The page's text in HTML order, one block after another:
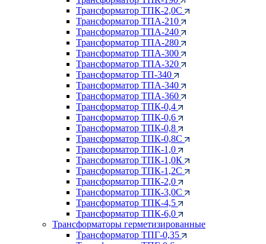
Трансформатор ТПК-2,0С
Трансформатор ТПА-210
Трансформатор ТПА-240
Трансформатор ТПА-280
Трансформатор ТПА-300
Трансформатор ТПА-320
Трансформатор ТП-340
Трансформатор ТПА-340
Трансформатор ТПА-360
Трансформатор ТПК-0,4
Трансформатор ТПК-0,6
Трансформатор ТПК-0,8
Трансформатор ТПК-0,8С
Трансформатор ТПК-1,0
Трансформатор ТПК-1,0К
Трансформатор ТПК-1,2С
Трансформатор ТПК-2,0
Трансформатор ТПК-3,0С
Трансформатор ТПК-4,5
Трансформатор ТПК-6,0
Трансформаторы герметизированные
Трансформатор ТПГ-0,35